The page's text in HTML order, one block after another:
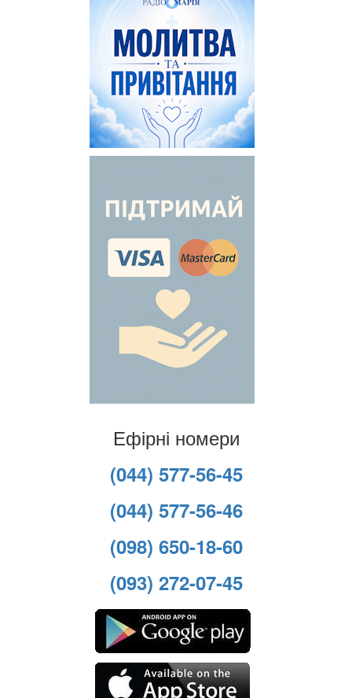
Ефірні номери
(044) 577-56-45
(044) 577-56-46
(098) 650-18-60
(093) 272-07-45